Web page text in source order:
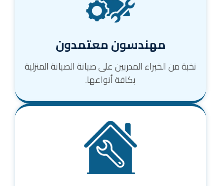
مهندسون معتمدون
نخبة من الخبراء المدربين على صيانة الصيانة المنزلية
بكافة أنواعها.